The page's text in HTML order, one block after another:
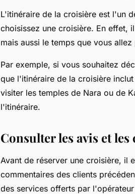
L'itinéraire de la croisière est l'un
choisissez une croisière. En effet,
mais aussi le temps que vous
Par exemple, si vous souhaitez
que l'itinéraire de la croisière
visiter les temples de Nara ou de
l'itinéraire.
Consulter les avis et
Avant de réserver une croisière, il
commentaires des clients
des services offerts par